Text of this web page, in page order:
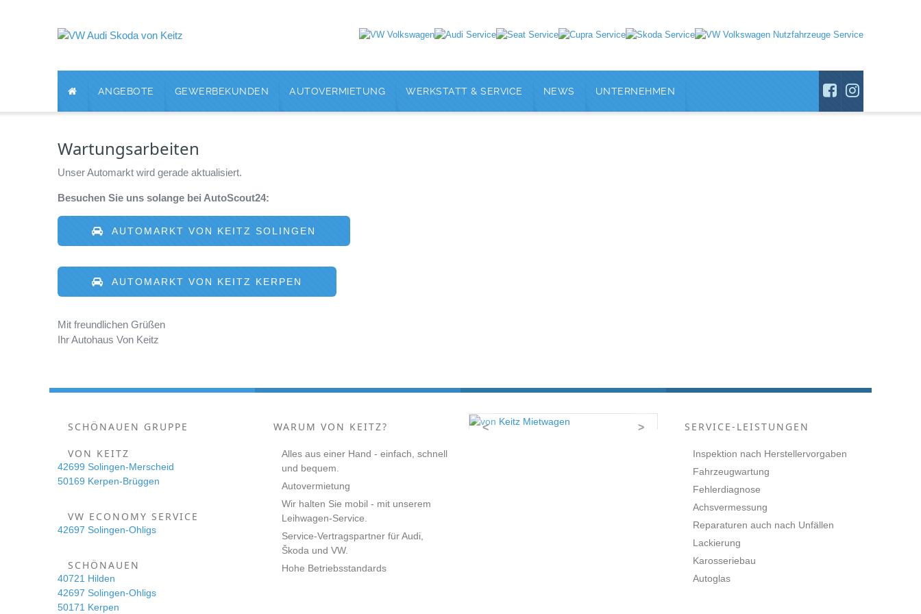
ANGEBOTE GEWERBEKUNDEN AUTOVERMIETUNG WERKSTATT & SERVICE NEWS UNTERNEHMEN
Wartungsarbeiten
Unser Automarkt wird gerade aktualisiert.
Besuchen Sie uns solange bei AutoScout24:
AUTOMARKT VON KEITZ SOLINGEN
AUTOMARKT VON KEITZ KERPEN
Mit freundlichen Grüßen
Ihr Autohaus Von Keitz
SCHÖNAUEN GRUPPE
VON KEITZ
42699 Solingen-Merscheid
50169 Kerpen-Brüggen
VW ECONOMY SERVICE
42697 Solingen-Ohligs
SCHÖNAUEN
40721 Hilden
42697 Solingen-Ohligs
50171 Kerpen
WARUM VON KEITZ?
Alles aus einer Hand - einfach, schnell
und bequem.
Autovermietung
Wir halten Sie mobil - mit unserem
Leihwagen-Service.
Service-Vertragspartner für Audi,
Škoda und VW.
Hohe Betriebsstandards
< > SERVICE-LEISTUNGEN
Inspektion nach Herstellervorgaben
Fahrzeugwartung
Fehlerdiagnose
Achsvermessung
Reparaturen auch nach Unfällen
Lackierung
Karosseriebau
Autoglas